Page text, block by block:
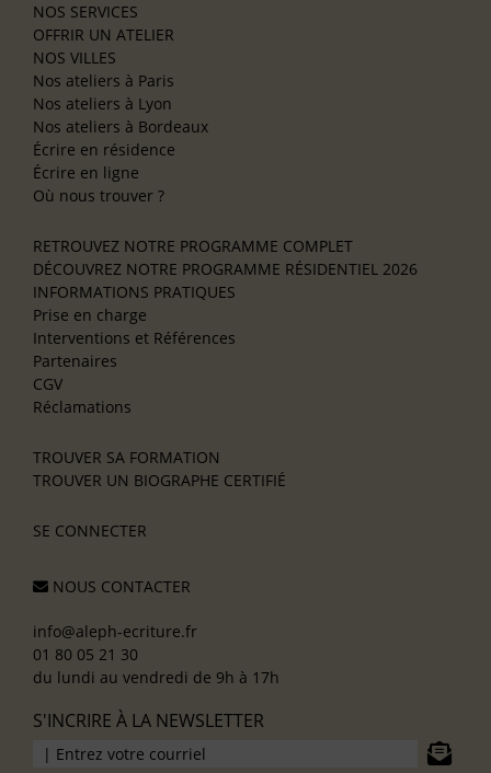
NOS SERVICES
OFFRIR UN ATELIER
NOS VILLES
Nos ateliers à Paris
Nos ateliers à Lyon
Nos ateliers à Bordeaux
Écrire en résidence
Écrire en ligne
Où nous trouver ?
RETROUVEZ NOTRE PROGRAMME COMPLET
DÉCOUVREZ NOTRE PROGRAMME RÉSIDENTIEL 2026
INFORMATIONS PRATIQUES
Prise en charge
Interventions et Références
Partenaires
CGV
Réclamations
TROUVER SA FORMATION
TROUVER UN BIOGRAPHE CERTIFIÉ
SE CONNECTER
NOUS CONTACTER
info@aleph-ecriture.fr
01 80 05 21 30
du lundi au vendredi de 9h à 17h
S'INCRIRE À LA NEWSLETTER